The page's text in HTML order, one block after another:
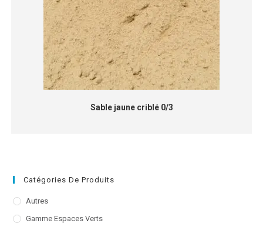
Sable jaune criblé 0/3
Catégories De Produits
Autres
Gamme Espaces Verts